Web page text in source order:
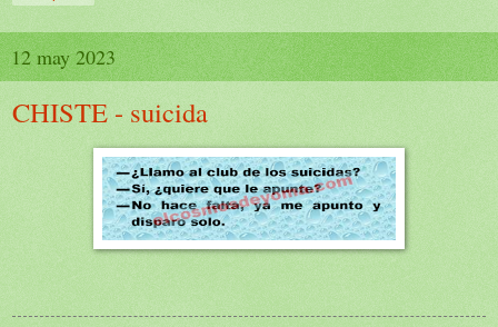
12 may 2023
CHISTE - suicida